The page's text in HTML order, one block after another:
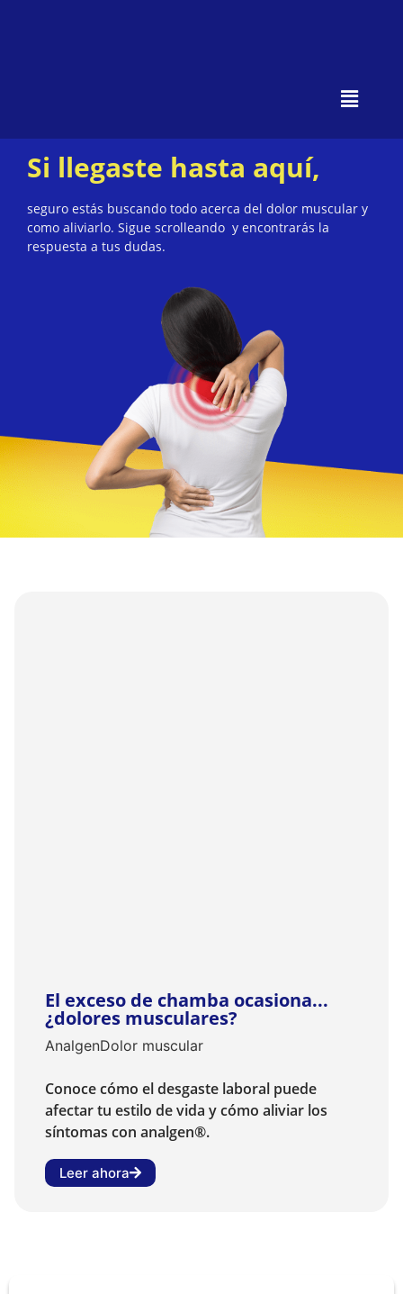
Si llegaste hasta aquí,
seguro estás buscando todo acerca del dolor muscular y
como aliviarlo. Sigue scrolleando y encontrarás la
respuesta a tus dudas.
El exceso de chamba ocasiona...
¿dolores musculares?
AnalgenDolor muscular
Conoce cómo el desgaste laboral puede
afectar tu estilo de vida y cómo aliviar los
síntomas con analgen®.
Leer ahora